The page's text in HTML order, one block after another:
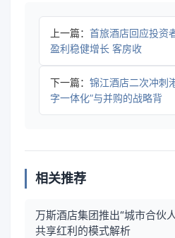
上一篇： 首旅酒店回应投资
盈利稳健增长 客房收
下一篇： 锦江酒店二次冲刺
字一体化”与并购的战略背
相关推荐
万斯酒店集团推出“城市合伙
共享红利的模式解析